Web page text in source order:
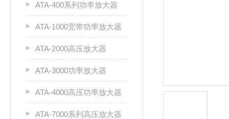
ATA-400系列功率放大器
ATA-1000宽带功率放大器
ATA-2000高压放大器
ATA-3000功率放大器
ATA-4000高压功率放大器
ATA-7000系列高压放大器